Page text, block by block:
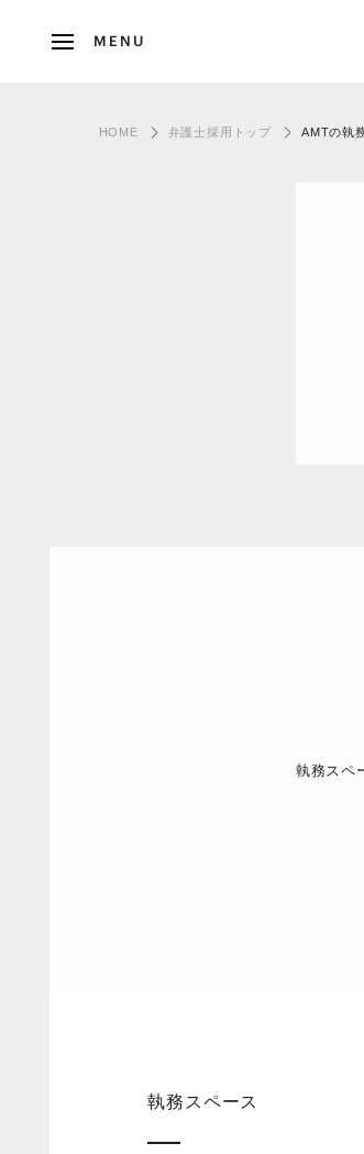
M E N U
HOME 弁護士採用トップ AMTの執
執務スペ
執務スペース